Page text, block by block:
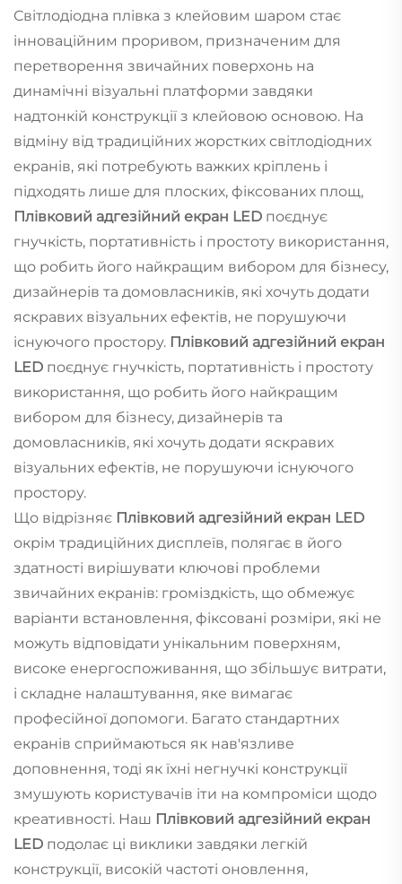
Світлодіодна плівка з клейовим шаром стає
інноваційним проривом, призначеним для
перетворення звичайних поверхонь на
динамічні візуальні платформи завдяки
надтонкій конструкції з клейовою основою. На
відміну від традиційних жорстких світлодіодних
екранів, які потребують важких кріплень і
підходять лише для плоских, фіксованих площ,
Плівковий адгезійний екран LED поєднує
гнучкість, портативність і простоту використання,
що робить його найкращим вибором для бізнесу,
дизайнерів та домовласників, які хочуть додати
яскравих візуальних ефектів, не порушуючи
існуючого простору. Плівковий адгезійний екран
LED поєднує гнучкість, портативність і простоту
використання, що робить його найкращим
вибором для бізнесу, дизайнерів та
домовласників, які хочуть додати яскравих
візуальних ефектів, не порушуючи існуючого
простору.
Що відрізняє Плівковий адгезійний екран LED
окрім традиційних дисплеїв, полягає в його
здатності вирішувати ключові проблеми
звичайних екранів: громіздкість, що обмежує
варіанти встановлення, фіксовані розміри, які не
можуть відповідати унікальним поверхням,
високе енергоспоживання, що збільшує витрати,
і складне налаштування, яке вимагає
професійної допомоги. Багато стандартних
екранів сприймаються як нав'язливе
доповнення, тоді як їхні негнучкі конструкції
змушують користувачів іти на компроміси щодо
креативності. Наш Плівковий адгезійний екран
LED подолає ці виклики завдяки легкій
конструкції, високій частоті оновлення,